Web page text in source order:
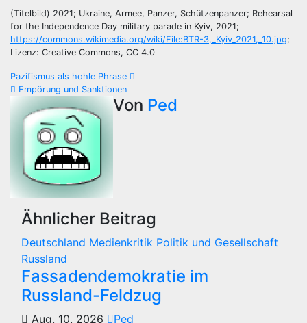
(Titelbild) 2021; Ukraine, Armee, Panzer, Schützenpanzer; Rehearsal
for the Independence Day military parade in Kyiv, 2021;
https://commons.wikimedia.org/wiki/File:BTR-3,_Kyiv_2021,_10.jpg;
Lizenz: Creative Commons, CC 4.0
Beitragsnavigation
Pazifismus als hohle Phrase
Empörung und Sanktionen
Von Ped
Ähnlicher Beitrag
Deutschland Medienkritik Politik und Gesellschaft
Russland
Fassadendemokratie im
Russland-Feldzug
Aug. 10, 2026
Ped